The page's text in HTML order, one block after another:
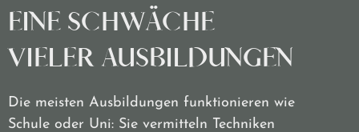
EINE SCHWÄCHE
VIELER AUSBILDUNGEN
Die meisten Ausbildungen funktionieren wie
Schule oder Uni: Sie vermitteln Techniken